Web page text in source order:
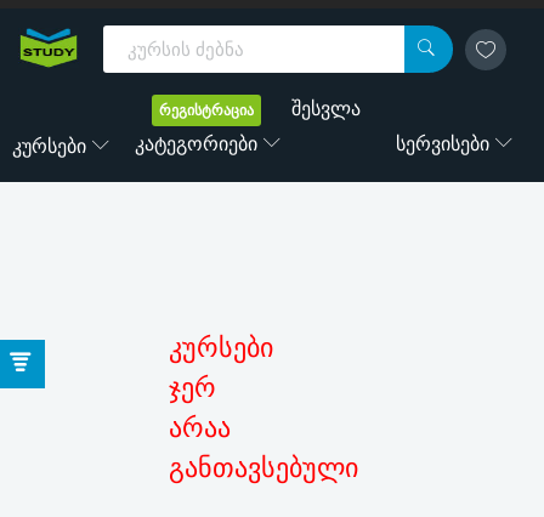
რეგისტრაცია შესვლა
Კურსები Სერვისები
Კატეგორიები
კურსები
ჯერ
არაა
განთავსებული